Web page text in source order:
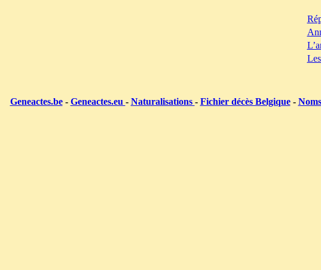
Geneactes.be- Geneactes.eu - Naturalisations - Fichier décès Belgique-